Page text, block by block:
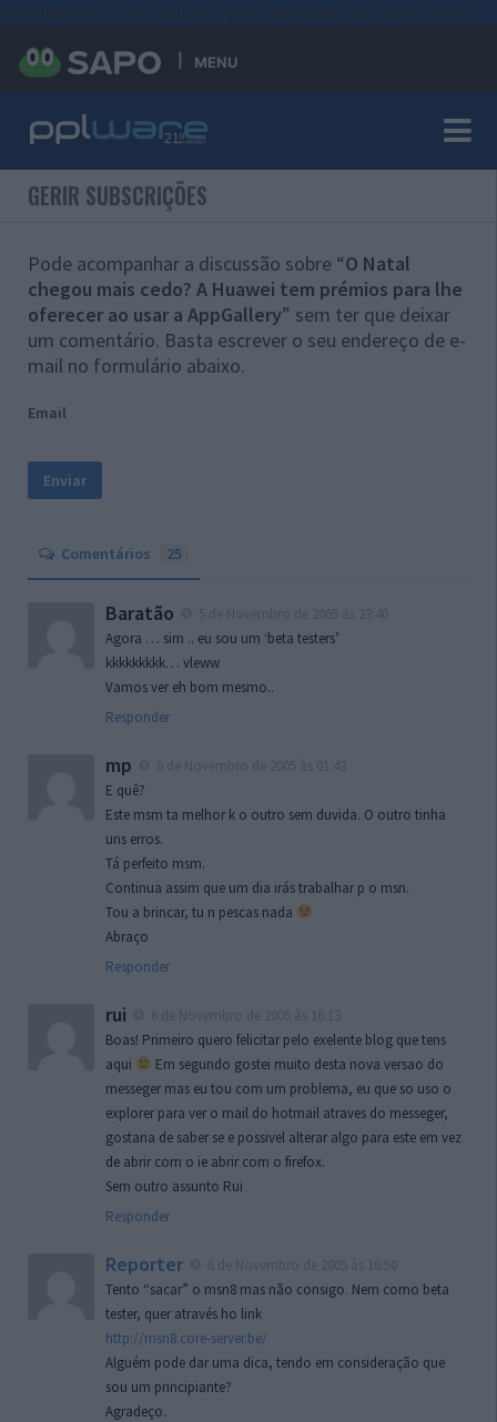
MENU
GERIR SUBSCRIÇÕES
Pode acompanhar a discussão sobre “O Natal
chegou mais cedo? A Huawei tem prémios para lhe
oferecer ao usar a AppGallery” sem ter que deixar
um comentário. Basta escrever o seu endereço de e-
mail no formulário abaixo.
Email
Comentários 25
Baratão
Agora … sim .. eu sou um ‘beta testers’
kkkkkkkkk… vleww
Vamos ver eh bom mesmo..
Responder
mp
E quê?
Este msm ta melhor k o outro sem duvida. O outro tinha
uns erros.
Tá perfeito msm.
Continua assim que um dia irás trabalhar p o msn.
Tou a brincar, tu n pescas nada
Abraço
Responder
rui
Boas! Primeiro quero felicitar pelo exelente blog que tens
aqui
Em segundo gostei muito desta nova versao do
messeger mas eu tou com um problema, eu que so uso o
explorer para ver o mail do hotmail atraves do messeger,
gostaria de saber se e possivel alterar algo para este em vez
de abrir com o ie abrir com o firefox.
Sem outro assunto Rui
Responder
Reporter
Tento “sacar” o msn8 mas não consigo. Nem como beta
tester, quer através ho link
http://msn8.core-server.be/
Alguém pode dar uma dica, tendo em consideração que
sou um principiante?
Agradeço.